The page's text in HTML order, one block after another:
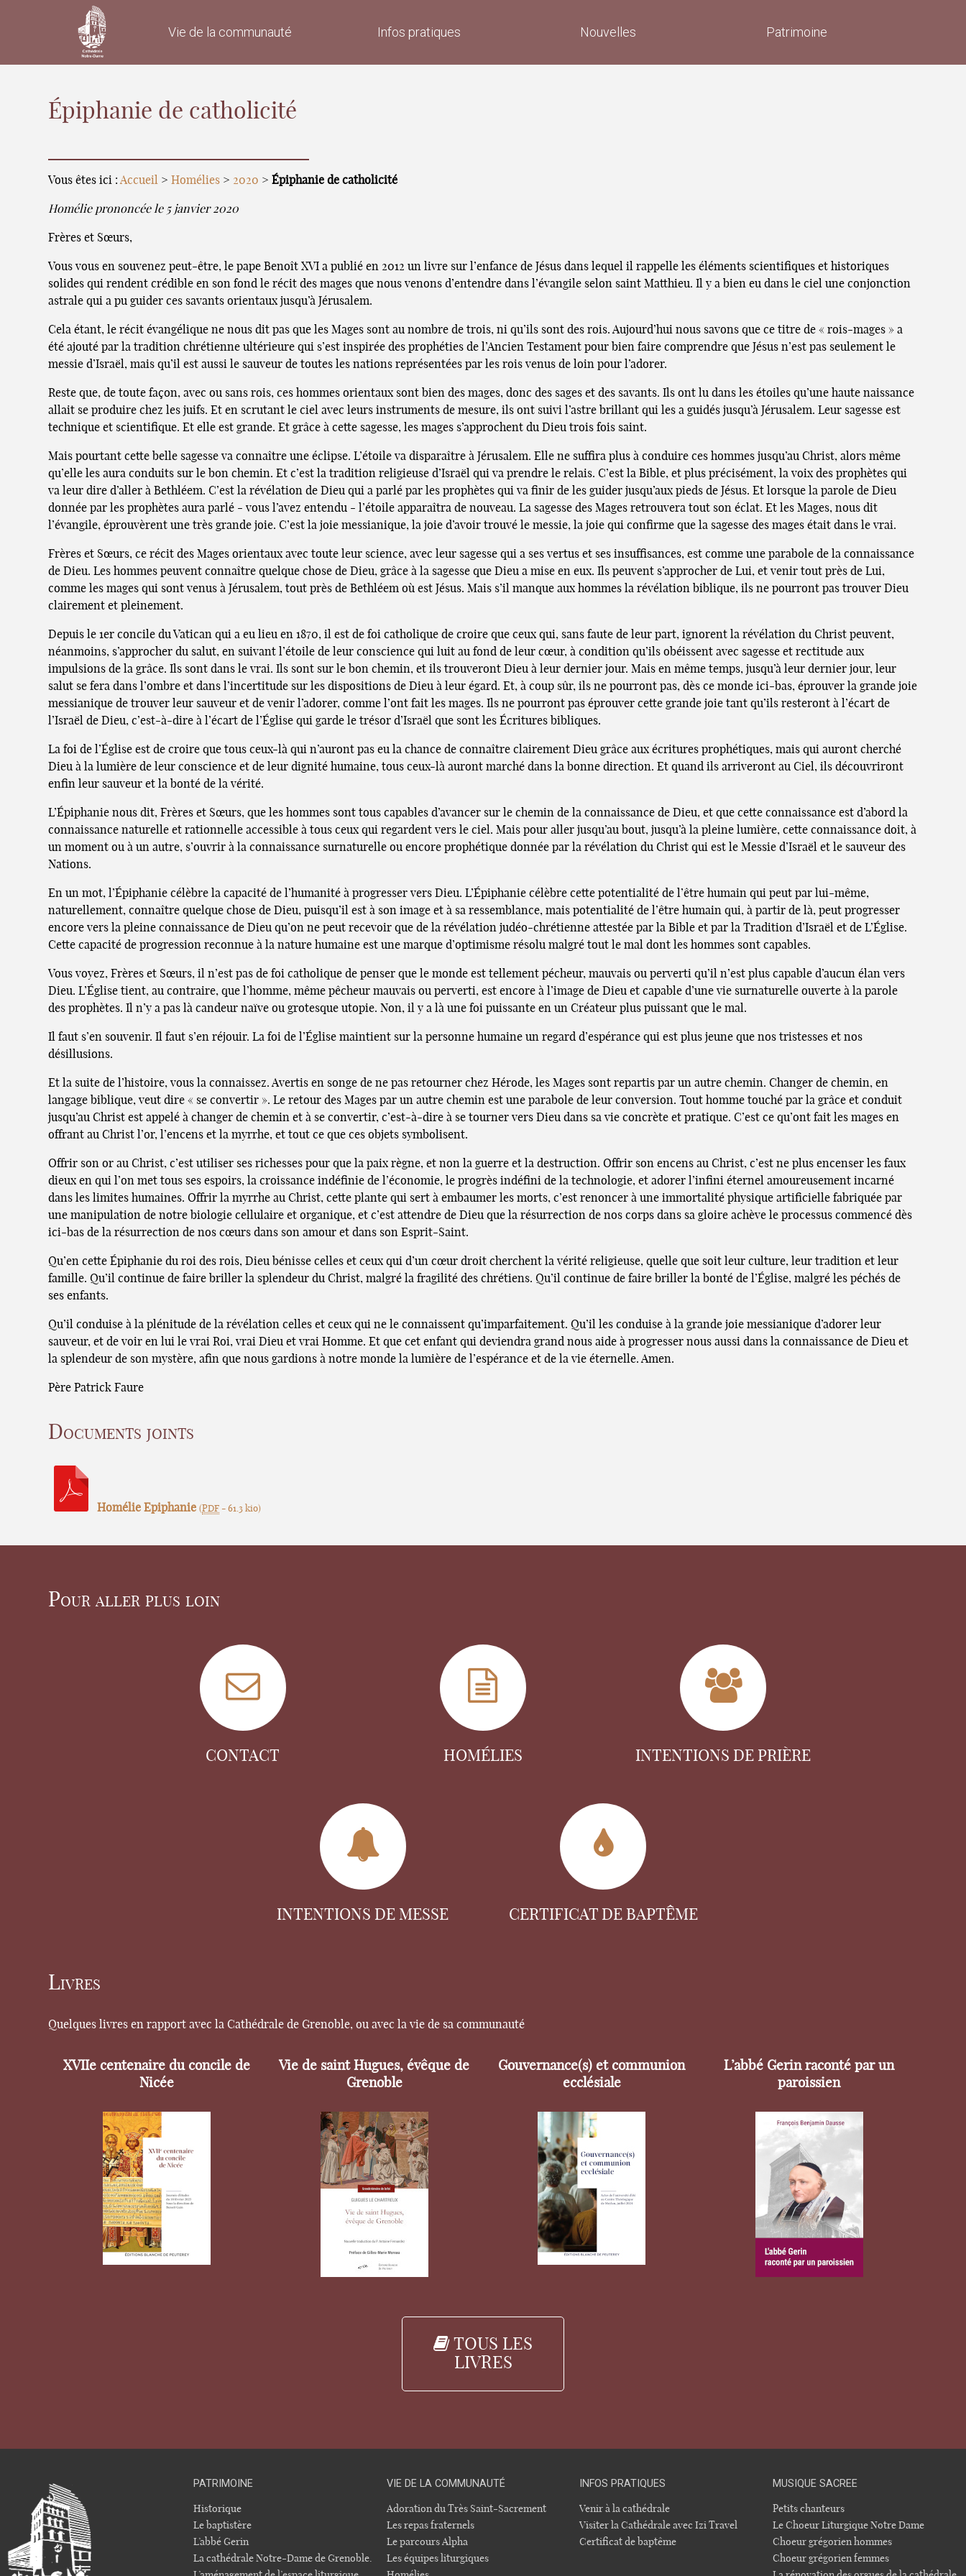
Vie de la communauté Infos pratiques Nouvelles Patrimoine
Épiphanie de catholicité
Vous êtes ici :Accueil > Homélies > 2020 >Épiphanie de catholicité
Homélie prononcée le 5 janvier 2020
Frères et Sœurs,
Vous vous en souvenez peut-être, le pape Benoît XVI a publié en 2012 un livre sur l’enfance de Jésus dans lequel il rappelle les éléments scientifiques et historiques
solides qui rendent crédible en son fond le récit des mages que nous venons d’entendre dans l’évangile selon saint Matthieu. Il y a bien eu dans le ciel une conjonction
astrale qui a pu guider ces savants orientaux jusqu’à Jérusalem.
Cela étant, le récit évangélique ne nous dit pas que les Mages sont au nombre de trois, ni qu’ils sont des rois. Aujourd’hui nous savons que ce titre de « rois-mages » a
été ajouté par la tradition chrétienne ultérieure qui s’est inspirée des prophéties de l’Ancien Testament pour bien faire comprendre que Jésus n’est pas seulement le
messie d’Israël, mais qu’il est aussi le sauveur de toutes les nations représentées par les rois venus de loin pour l’adorer.
Reste que, de toute façon, avec ou sans rois, ces hommes orientaux sont bien des mages, donc des sages et des savants. Ils ont lu dans les étoiles qu’une haute naissance
allait se produire chez les juifs. Et en scrutant le ciel avec leurs instruments de mesure, ils ont suivi l’astre brillant qui les a guidés jusqu’à Jérusalem. Leur sagesse est
technique et scientifique. Et elle est grande. Et grâce à cette sagesse, les mages s’approchent du Dieu trois fois saint.
Mais pourtant cette belle sagesse va connaître une éclipse. L’étoile va disparaître à Jérusalem. Elle ne suffira plus à conduire ces hommes jusqu’au Christ, alors même
qu’elle les aura conduits sur le bon chemin. Et c’est la tradition religieuse d’Israël qui va prendre le relais. C’est la Bible, et plus précisément, la voix des prophètes qui
va leur dire d’aller à Bethléem. C’est la révélation de Dieu qui a parlé par les prophètes qui va finir de les guider jusqu’aux pieds de Jésus. Et lorsque la parole de Dieu
donnée par les prophètes aura parlé - vous l’avez entendu - l’étoile apparaîtra de nouveau. La sagesse des Mages retrouvera tout son éclat. Et les Mages, nous dit
l’évangile, éprouvèrent une très grande joie. C’est la joie messianique, la joie d’avoir trouvé le messie, la joie qui confirme que la sagesse des mages était dans le vrai.
Frères et Sœurs, ce récit des Mages orientaux avec toute leur science, avec leur sagesse qui a ses vertus et ses insuffisances, est comme une parabole de la connaissance
de Dieu. Les hommes peuvent connaître quelque chose de Dieu, grâce à la sagesse que Dieu a mise en eux. Ils peuvent s’approcher de Lui, et venir tout près de Lui,
comme les mages qui sont venus à Jérusalem, tout près de Bethléem où est Jésus. Mais s’il manque aux hommes la révélation biblique, ils ne pourront pas trouver Dieu
clairement et pleinement.
Depuis le 1er concile du Vatican qui a eu lieu en 1870, il est de foi catholique de croire que ceux qui, sans faute de leur part, ignorent la révélation du Christ peuvent,
néanmoins, s’approcher du salut, en suivant l’étoile de leur conscience qui luit au fond de leur cœur, à condition qu’ils obéissent avec sagesse et rectitude aux
impulsions de la grâce. Ils sont dans le vrai. Ils sont sur le bon chemin, et ils trouveront Dieu à leur dernier jour. Mais en même temps, jusqu’à leur dernier jour, leur
salut se fera dans l’ombre et dans l’incertitude sur les dispositions de Dieu à leur égard. Et, à coup sûr, ils ne pourront pas, dès ce monde ici-bas, éprouver la grande joie
messianique de trouver leur sauveur et de venir l’adorer, comme l’ont fait les mages. Ils ne pourront pas éprouver cette grande joie tant qu’ils resteront à l’écart de
l’Israël de Dieu, c’est-à-dire à l’écart de l’Église qui garde le trésor d’Israël que sont les Écritures bibliques.
La foi de l’Église est de croire que tous ceux-là qui n’auront pas eu la chance de connaître clairement Dieu grâce aux écritures prophétiques, mais qui auront cherché
Dieu à la lumière de leur conscience et de leur dignité humaine, tous ceux-là auront marché dans la bonne direction. Et quand ils arriveront au Ciel, ils découvriront
enfin leur sauveur et la bonté de la vérité.
L’Épiphanie nous dit, Frères et Sœurs, que les hommes sont tous capables d’avancer sur le chemin de la connaissance de Dieu, et que cette connaissance est d’abord la
connaissance naturelle et rationnelle accessible à tous ceux qui regardent vers le ciel. Mais pour aller jusqu’au bout, jusqu’à la pleine lumière, cette connaissance doit, à
un moment ou à un autre, s’ouvrir à la connaissance surnaturelle ou encore prophétique donnée par la révélation du Christ qui est le Messie d’Israël et le sauveur des
Nations.
En un mot, l’Épiphanie célèbre la capacité de l’humanité à progresser vers Dieu. L’Épiphanie célèbre cette potentialité de l’être humain qui peut par lui-même,
naturellement, connaître quelque chose de Dieu, puisqu’il est à son image et à sa ressemblance, mais potentialité de l’être humain qui, à partir de là, peut progresser
encore vers la pleine connaissance de Dieu qu’on ne peut recevoir que de la révélation judéo-chrétienne attestée par la Bible et par la Tradition d’Israël et de L’Église.
Cette capacité de progression reconnue à la nature humaine est une marque d’optimisme résolu malgré tout le mal dont les hommes sont capables.
Vous voyez, Frères et Sœurs, il n’est pas de foi catholique de penser que le monde est tellement pécheur, mauvais ou perverti qu’il n’est plus capable d’aucun élan vers
Dieu. L’Église tient, au contraire, que l’homme, même pêcheur mauvais ou perverti, est encore à l’image de Dieu et capable d’une vie surnaturelle ouverte à la parole
des prophètes. Il n’y a pas là candeur naïve ou grotesque utopie. Non, il y a là une foi puissante en un Créateur plus puissant que le mal.
Il faut s’en souvenir. Il faut s’en réjouir. La foi de l’Église maintient sur la personne humaine un regard d’espérance qui est plus jeune que nos tristesses et nos
désillusions.
Et la suite de l’histoire, vous la connaissez. Avertis en songe de ne pas retourner chez Hérode, les Mages sont repartis par un autre chemin. Changer de chemin, en
langage biblique, veut dire « se convertir ». Le retour des Mages par un autre chemin est une parabole de leur conversion. Tout homme touché par la grâce et conduit
jusqu’au Christ est appelé à changer de chemin et à se convertir, c’est-à-dire à se tourner vers Dieu dans sa vie concrète et pratique. C’est ce qu’ont fait les mages en
offrant au Christ l’or, l’encens et la myrrhe, et tout ce que ces objets symbolisent.
Offrir son or au Christ, c’est utiliser ses richesses pour que la paix règne, et non la guerre et la destruction. Offrir son encens au Christ, c’est ne plus encenser les faux
dieux en qui l’on met tous ses espoirs, la croissance indéfinie de l’économie, le progrès indéfini de la technologie, et adorer l’infini éternel amoureusement incarné
dans les limites humaines. Offrir la myrrhe au Christ, cette plante qui sert à embaumer les morts, c’est renoncer à une immortalité physique artificielle fabriquée par
une manipulation de notre biologie cellulaire et organique, et c’est attendre de Dieu que la résurrection de nos corps dans sa gloire achève le processus commencé dès
ici-bas de la résurrection de nos cœurs dans son amour et dans son Esprit-Saint.
Qu’en cette Épiphanie du roi des rois, Dieu bénisse celles et ceux qui d’un cœur droit cherchent la vérité religieuse, quelle que soit leur culture, leur tradition et leur
famille. Qu’il continue de faire briller la splendeur du Christ, malgré la fragilité des chrétiens. Qu’il continue de faire briller la bonté de l’Église, malgré les péchés de
ses enfants.
Qu’il conduise à la plénitude de la révélation celles et ceux qui ne le connaissent qu’imparfaitement. Qu’il les conduise à la grande joie messianique d’adorer leur
sauveur, et de voir en lui le vrai Roi, vrai Dieu et vrai Homme. Et que cet enfant qui deviendra grand nous aide à progresser nous aussi dans la connaissance de Dieu et
la splendeur de son mystère, afin que nous gardions à notre monde la lumière de l’espérance et de la vie éternelle. Amen.
Père Patrick Faure
Documents joints
Homélie Epiphanie ( PDF -61.3 kio)
Pour aller plus loin
CONTACT HOMÉLIES INTENTIONS DE PRIÈRE
INTENTIONS DE MESSE CERTIFICAT DE BAPTÊME
Livres
Quelques livres en rapport avec la Cathédrale de Grenoble, ou avec la vie de sa communauté
XVIIe centenaire du concile de
Nicée
Vie de saint Hugues, évêque de
Grenoble
Gouvernance(s) et communion
ecclésiale
L’abbé Gerin raconté par un
paroissien
TOUS LES
LIVRES
PATRIMOINE
Historique
Le baptistère
L’abbé Gerin
La cathédrale Notre-Dame de Grenoble.
VIE DE LA COMMUNAUTÉ
Adoration du Très Saint-Sacrement
Les repas fraternels
Le parcours Alpha
Les équipes liturgiques
INFOS PRATIQUES
Venir à la cathédrale
Visiter la Cathédrale avec Izi Travel
Certificat de baptême
MUSIQUE SACREE
Petits chanteurs
Le Choeur Liturgique Notre Dame
Choeur grégorien hommes
Choeur grégorien femmes